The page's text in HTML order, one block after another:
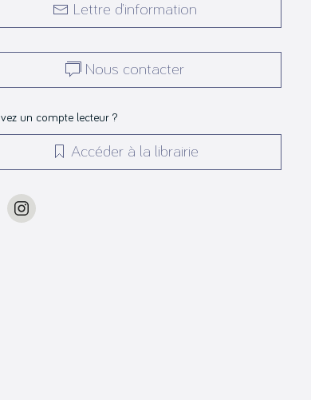
Lettre d’information
Nous contacter
un compte lecteur ?
Accéder à la librairie